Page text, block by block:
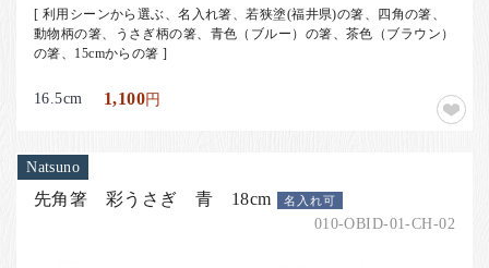
[ 利用シーンから選ぶ、名入れ箸、若狭塗(福井県)の箸、四角の箸、
動物柄の箸、うさぎ柄の箸、青色（ブルー）の箸、茶色（ブラウン）
の箸、15cmからの箸 ]
16.5cm 1,100円
Natsuno
先角箸 彩うさぎ 青 18cm 名入れ可
010-OBID-01-CH-02